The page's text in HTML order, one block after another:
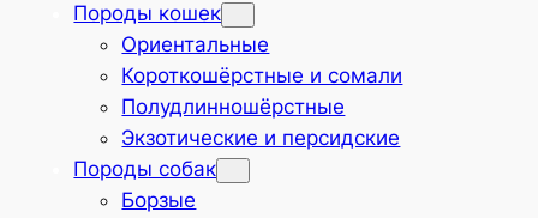
Породы кошек
Ориентальные
Короткошёрстные и сомали
Полудлинношёрстные
Экзотические и персидские
Породы собак
Борзые